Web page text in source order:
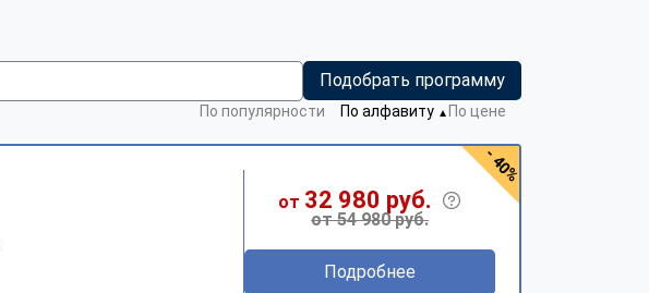
Подобрать программу
По популярности По алфавиту ▼ По цене
от 32 980 руб.
от 54 980 руб.
Подробнее
- 40%